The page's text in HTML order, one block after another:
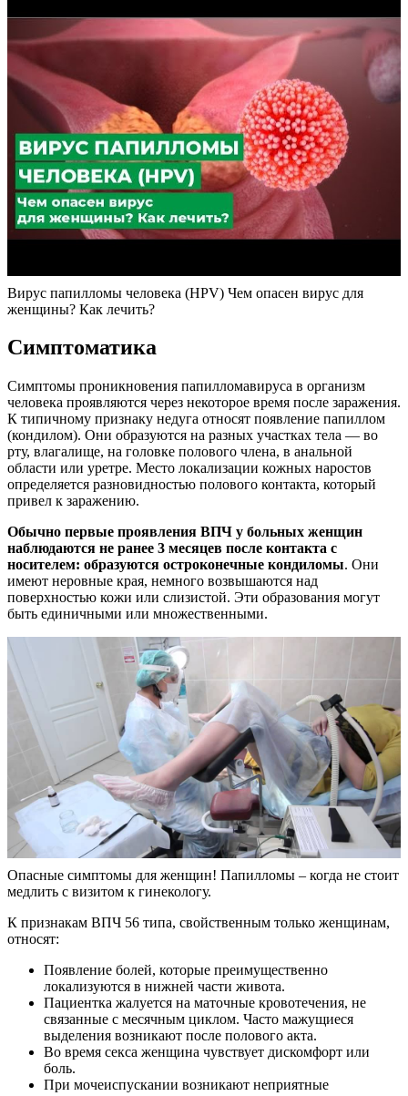
Вирус папилломы человека (HPV) Чем опасен вирус для
женщины? Как лечить?
Симптоматика
Симптомы проникновения папилломавируса в организм
человека проявляются через некоторое время после заражения.
К типичному признаку недуга относят появление папиллом
(кондилом). Они образуются на разных участках тела — во
рту, влагалище, на головке полового члена, в анальной
области или уретре. Место локализации кожных наростов
определяется разновидностью полового контакта, который
привел к заражению.
Обычно первые проявления ВПЧ у больных женщин
наблюдаются не ранее 3 месяцев после контакта с
носителем: образуются остроконечные кондиломы. Они
имеют неровные края, немного возвышаются над
поверхностью кожи или слизистой. Эти образования могут
быть единичными или множественными.
Опасные симптомы для женщин! Папилломы – когда не стоит
медлить с визитом к гинекологу.
К признакам ВПЧ 56 типа, свойственным только женщинам,
относят:
Появление болей, которые преимущественно
локализуются в нижней части живота.
Пациентка жалуется на маточные кровотечения, не
связанные с месячным циклом. Часто мажущиеся
выделения возникают после полового акта.
Во время секса женщина чувствует дискомфорт или
боль.
При мочеиспускании возникают неприятные